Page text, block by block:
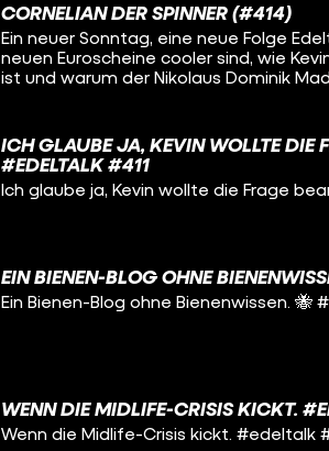
CORNELIAN DER SPINNER (#414)
Ein neuer Sonntag, eine neue Folge
neuen Euroscheine cooler sind, wie
ist und warum der Nikolaus Dominik
ICH GLAUBE JA, KEVIN WOLLTE DIE
#EDELTALK #411
Ich glaube ja, Kevin wollte die Frage
EIN BIENEN-BLOG OHNE
Ein Bienen-Blog ohne Bienenwissen. 🐝
WENN DIE MIDLIFE-CRISIS KICKT.
Wenn die Midlife-Crisis kickt. #edeltalk